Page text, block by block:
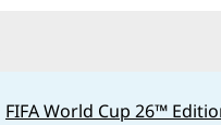
FIFA World Cup 26™